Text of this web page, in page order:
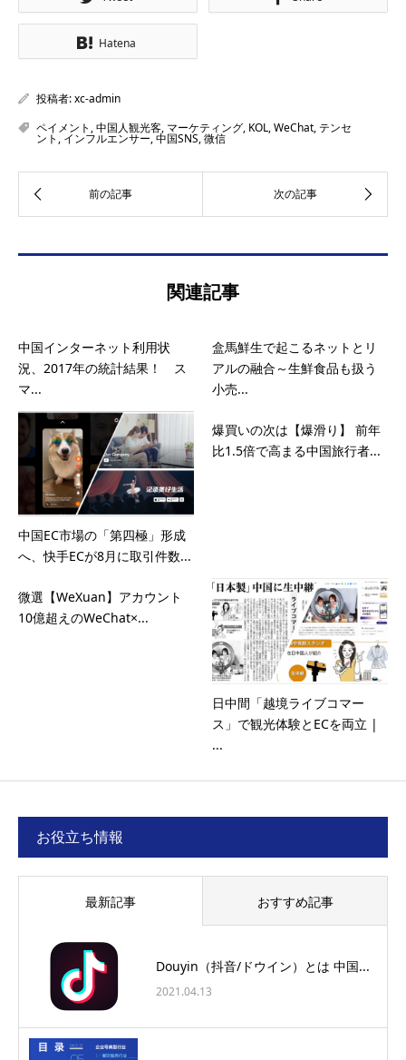
Hatena
投稿者:xc-admin
ペイメント ,中国人観光客, マーケティング, KOL,WeChat,テンセ
ント , インフルエンサー,中国SNS,微信
関連記事
中国インターネット利用状
況、2017年の統計結果！ ス
マ...
盒馬鮮生で起こるネットとリ
アルの融合～生鮮食品も扱う
小売...
中国EC市場の「第四極」形成
へ、快手ECが8月に取引件数...
爆買いの次は【爆滑り】 前年
比1.5倍で高まる中国旅行者...
微選【WeXuan】アカウント
10億超えのWeChat×...
日中間「越境ライブコマー
ス」で観光体験とECを両立 |
...
お役立ち情報
最新記事 おすすめ記事
Douyin（抖音/ドウイン）とは 中国...
2021.04.13